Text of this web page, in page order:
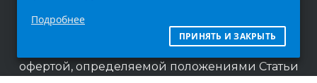
интернет-сайт (
исключительно информационный характер и
ни при каких условиях не является публичной
офертой, определяемой положениями Статьи
Подробнее
ПРИНЯТЬ И ЗАКРЫТЬ